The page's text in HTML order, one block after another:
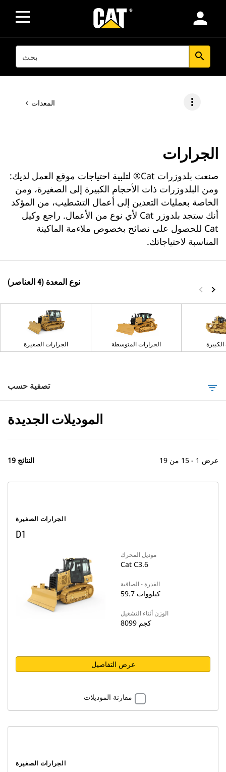
person
SEARCH search
المعدات more_vert
الجرارات
صنعت بلدوزرات Cat® لتلبية احتياجات موقع العمل لديك:
ومن البلدوزرات ذات الأحجام الكبيرة إلى الصغيرة، ومن
الخاصة بعمليات التعدين إلى أعمال التشطيب، من المؤكد
أنك ستجد بلدوزر Cat لأي نوع من الأعمال. راجع وكيل
Cat للحصول على نصائح بخصوص ملاءمة الماكينة
المناسبة لاحتياجاتك.
نوع المعدة (4 العناصر)
الجرارات الصغيرة الجرارات المتوسطة
تصفية حسب filter_list
الموديلات الجديدة
19 النتائج عرض 1 - 15 من 19
الجرارات الصغيرة
D1
موديل المحرك
Cat C3.6
القدرة - الصافية
59.7 كيلووات
الوزن أثناء التشغيل
8099 كجم
عرض التفاصيل
مقارنة الموديلات
الجرارات الصغيرة